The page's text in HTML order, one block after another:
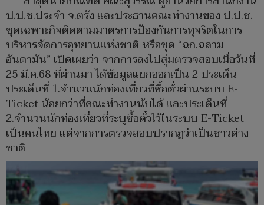
ป.ป.ช.ประจำ จ.ตรัง และประธานคณะทำงานของ ป.ป.ช.
ชุดเฉพาะกิจติดตามมาตรการป้องกันการทุจริตในการ
บริหารจัดการอุทยานแห่งชาติ หรือชุด “ฉก.ฉลาม
อันดามัน” เปิดเผยว่า จากการลงไปสุ่มตรวจสอบเมื่อวันที่
25 มี.ค.68 ที่ผ่านมา ได้ข้อมูลแยกออกเป็น 2 ประเด็น
ประเด็นที่ 1.จำนวนนักท่องเที่ยวที่ซื้อตั๋วผ่านระบบ E-
Ticket น้อยกว่าที่คณะทำงานนับได้ และประเด็นที่
2.จำนวนนักท่องเที่ยวที่ระบุซื้อตั๋วไว้ในระบบ E-Ticket
เป็นคนไทย แต่จากการตรวจสอบปรากฏว่าเป็นชาวต่าง
ชาติ